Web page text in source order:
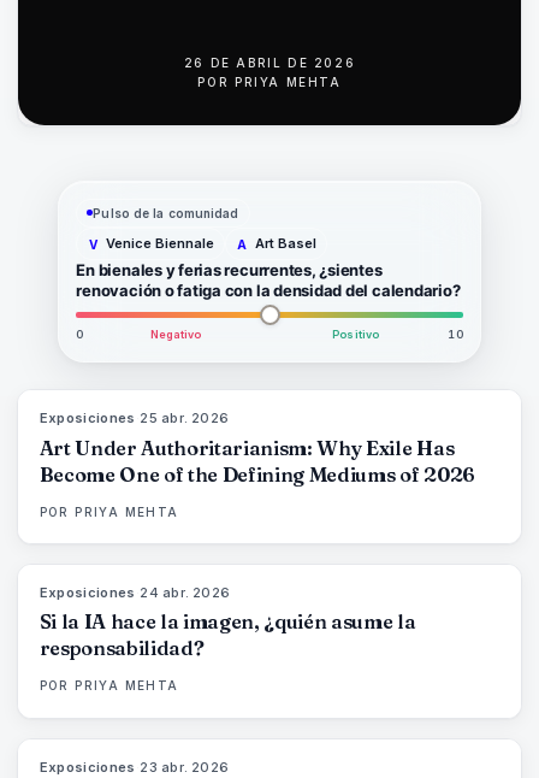
26 DE ABRIL DE 2026
POR PRIYA MEHTA
Pulso de la comunidad
V Venice Biennale A Art Basel
En bienales y ferias recurrentes, ¿sientes
renovación o fatiga con la densidad del calendario?
0 Negativo Positivo 10
Exposiciones 25 abr. 2026
Art Under Authoritarianism: Why Exile Has
Become One of the Defining Mediums of 2026
POR PRIYA MEHTA
Exposiciones 24 abr. 2026
Si la IA hace la imagen, ¿quién asume la
responsabilidad?
POR PRIYA MEHTA
Exposiciones 23 abr. 2026